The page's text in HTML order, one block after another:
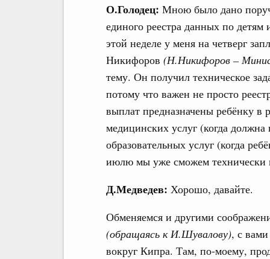
О.Голодец: Мною было дано
единого реестра данных по
этой неделе у меня на четверг
Никифоров (Н.Никифоров –
тему. Он получил техническое
потому что важен не просто
выплат предназначены ребёнку в
медицинских услуг (когда должна
образовательных услуг (когда
июлю мы уже сможем технически
Д.Медведев: Хорошо, давайте.
Обменяемся и другими
(обращаясь к И.Шувалову), с
вокруг Кипра. Там, по-моему,